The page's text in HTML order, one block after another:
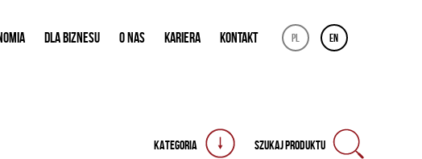
pl en
DLA BIZNESU O NAS KARIERA KONTAKT
KATEGORIA SZUKAJ PRODUKTU